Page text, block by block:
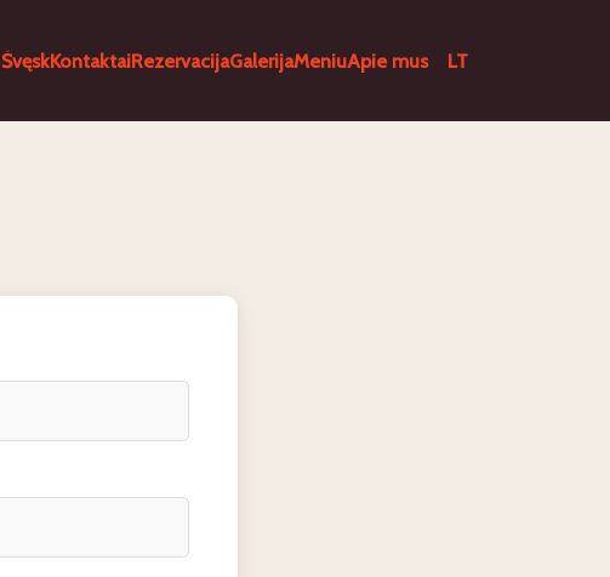
ŠvęskKontaktaiRezervacijaGalerijaMeniuApie mus LT